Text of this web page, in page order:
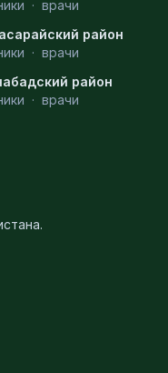
· врачи
район
· врачи
район
· врачи